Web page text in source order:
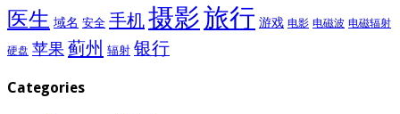
医生 域名 安全 手机摄影旅行 游戏 电影 电磁波 电磁辐射
硬盘 苹果 蓟州 辐射 银行
Categories